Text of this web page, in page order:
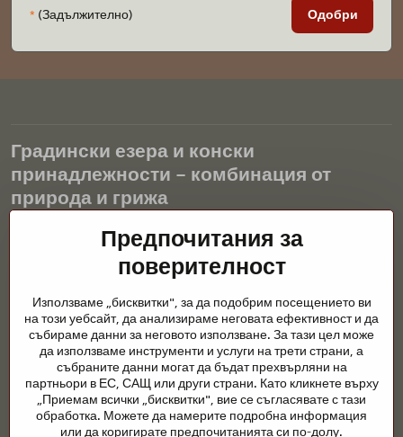
* (Задължително) Одобри
Градински езера и конски
принадлежности – комбинация от
природа и грижа
Градинските езера са красиво допълнение към всеки екстериор
и създават хармонична среда за релаксация и живот на водните
животни. Правилната технология, филтрацията и редовната
през цялата година. Също толкова важна е грижата за
животните, които са част от нашия живот.
Конете се нуждаят от висококачествени конски принадлежности,
правилно хранене и отговорни грижи, за да бъдат здрави, силни
и доволни. Независимо дали става въпрос за екипировка за
ездачи, развъдчици или любители на природата, целта е да се
създаде среда, която подкрепя естествения баланс,
Предпочитания за
поверителност
Използваме „бисквитки", за да подобрим посещението ви
на този уебсайт, да анализираме неговата ефективност и да
събираме данни за неговото използване. За тази цел може
да използваме инструменти и услуги на трети страни, а
събраните данни могат да бъдат прехвърляни на
партньори в ЕС, САЩ или други страни. Като кликнете върху
„Приемам всички „бисквитки", вие се съгласявате с тази
обработка. Можете да намерите подробна информация
или да коригирате предпочитанията си по-долу.